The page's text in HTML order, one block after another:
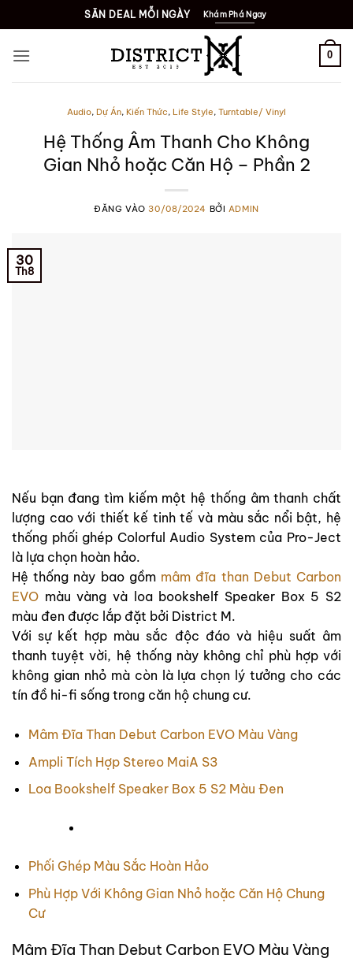
qua
nội
SĂN DEAL MỖI NGÀY Khám Phá Ngay
0
Audio, Dự Án, Kiến Thức, Life Style, Turntable/ Vinyl
Hệ Thống Âm Thanh Cho Không
Gian Nhỏ hoặc Căn Hộ – Phần 2
ĐĂNG VÀO30/08/2024 BỞI ADMIN
30
Th8
Nếu bạn đang tìm kiếm một hệ thống âm thanh chất
lượng cao với thiết kế tinh tế và màu sắc nổi bật, hệ
thống phối ghép Colorful Audio System của Pro-Ject
là lựa chọn hoàn hảo.
Hệ thống này bao gồm mâm đĩa than Debut Carbon
EVO màu vàng và loa bookshelf Speaker Box 5 S2
màu đen được lắp đặt bởi District M.
Với sự kết hợp màu sắc độc đáo và hiệu suất âm
thanh tuyệt vời, hệ thống này không chỉ phù hợp với
không gian nhỏ mà còn là lựa chọn lý tưởng cho các
tín đồ hi-fi sống trong căn hộ chung cư.
Mâm Đĩa Than Debut Carbon EVO Màu Vàng
Ampli Tích Hợp Stereo MaiA S3
Loa Bookshelf Speaker Box 5 S2 Màu Đen
Phối Ghép Màu Sắc Hoàn Hảo
Phù Hợp Với Không Gian Nhỏ hoặc Căn Hộ Chung
Cư
Mâm Đĩa Than Debut Carbon EVO Màu Vàng